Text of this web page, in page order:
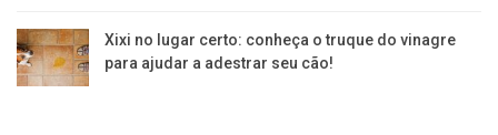
Xixi no lugar certo: conheça o truque do vinagre
para ajudar a adestrar seu cão!